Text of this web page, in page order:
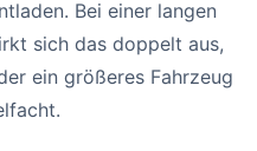
Bei einer langen
sich das doppelt aus,
ein größeres Fahrzeug